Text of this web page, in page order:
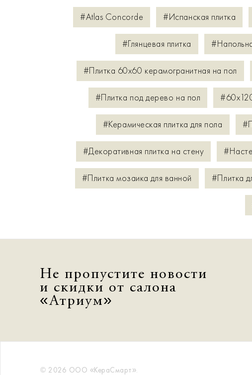
#Atlas Concorde #Испанская плитка
#Глянцевая плитка
#Плитка 60х60 керамогранитная на пол
#Плитка под дерево на пол
#Керамическая плитка для пола
#Декоративная плитка на стену
#Плитка мозаика для ванной #Плитка
Не пропустите новости
и скидки от салона
«Атриум»
© 2026 ООО «КераСмарт».